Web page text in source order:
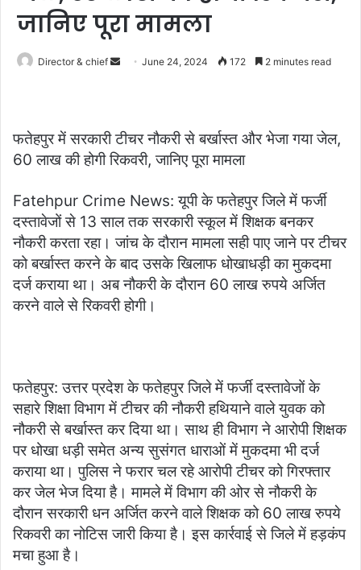
जानिए पूरा मामला
Director & chief
SendJune 24, 2024 172 2 minutes read
फतेहपुर में सरकारी टीचर नौकरी से बर्खास्त और भेजा गया जेल,
60 लाख की होगी रिकवरी, जानिए पूरा मामला
Fatehpur Crime News: यूपी के फतेहपुर जिले में फर्जी
दस्तावेजों से 13 साल तक सरकारी स्कूल में शिक्षक बनकर
नौकरी करता रहा। जांच के दौरान मामला सही पाए जाने पर टीचर
को बर्खास्त करने के बाद उसके खिलाफ धोखाधड़ी का मुकदमा
दर्ज कराया था। अब नौकरी के दौरान 60 लाख रुपये अर्जित
करने वाले से रिकवरी होगी।
फतेहपुर: उत्तर प्रदेश के फतेहपुर जिले में फर्जी दस्तावेजों के
सहारे शिक्षा विभाग में टीचर की नौकरी हथियाने वाले युवक को
नौकरी से बर्खास्त कर दिया था। साथ ही विभाग ने आरोपी शिक्षक
पर धोखा धड़ी समेत अन्य सुसंगत धाराओं में मुकदमा भी दर्ज
कराया था। पुलिस ने फरार चल रहे आरोपी टीचर को गिरफ्तार
कर जेल भेज दिया है। मामले में विभाग की ओर से नौकरी के
दौरान सरकारी धन अर्जित करने वाले शिक्षक को 60 लाख रुपये
रिकवरी का नोटिस जारी किया है। इस कार्रवाई से जिले में हड़कंप
मचा हुआ है।